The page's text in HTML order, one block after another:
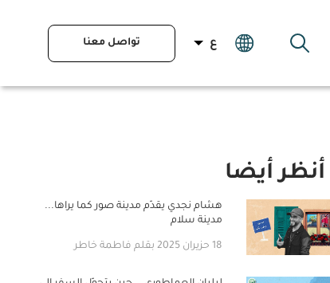
ع تواصل معنا
أنظر أيضا
هشام نجدي يقدّم مدينة صور كما يراها...
مدينة سلام
18 حزيران 2025 بقلم فاطمة خاطر